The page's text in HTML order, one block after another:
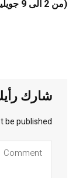
(من 2 الى 9 جويلية 2026)
شارك
be published.